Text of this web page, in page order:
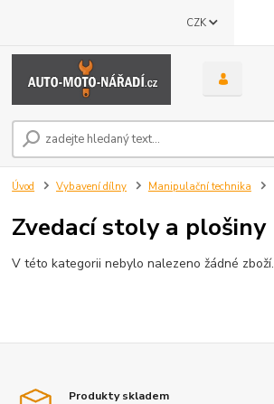
CZK
Úvod Vybavení dílny Manipulační technika
Zvedací stoly a plošiny
V této kategorii nebylo nalezeno žádné zboží.
Produkty skladem